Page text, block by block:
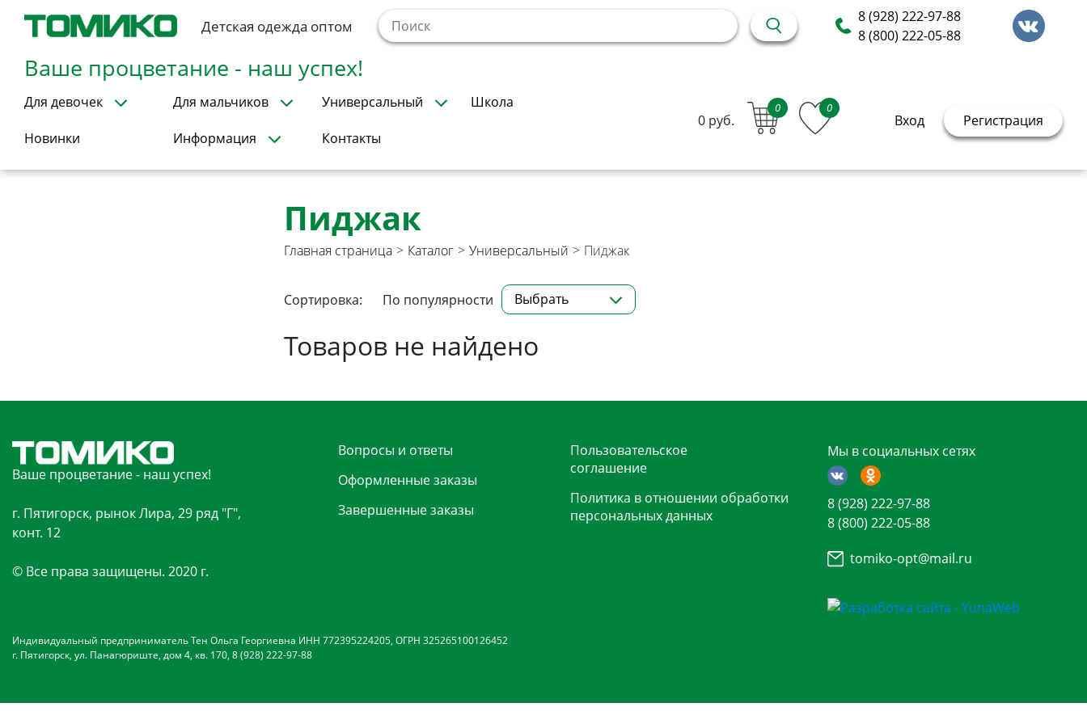
Детская одежда оптом
8 (928) 222-97-88
8 (800) 222-05-88
Ваше процветание - наш успех!
Для девочек Для мальчиков Универсальный Школа
Новинки Информация Контакты
0 руб.
0 0
Вход Регистрация
Пиджак
Главная страница > Каталог > Универсальный > Пиджак
Сортировка: По популярности Выбрать
Товаров не найдено
Ваше процветание - наш успех!
г. Пятигорск, рынок Лира, 29 ряд "Г",
конт. 12
© Все права защищены. 2020 г.
Вопросы и ответы
Оформленные заказы
Завершенные заказы
Пользовательское
соглашение
Политика в отношении обработки
персональных данных
Мы в социальных сетях
8 (928) 222-97-88
8 (800) 222-05-88
tomiko-opt@mail.ru
Индивидуальный предприниматель Тен Ольга Георгиевна ИНН 772395224205, ОГРН 325265100126452
г. Пятигорск, ул. Панагюриште, дом 4, кв. 170, 8 (928) 222-97-88